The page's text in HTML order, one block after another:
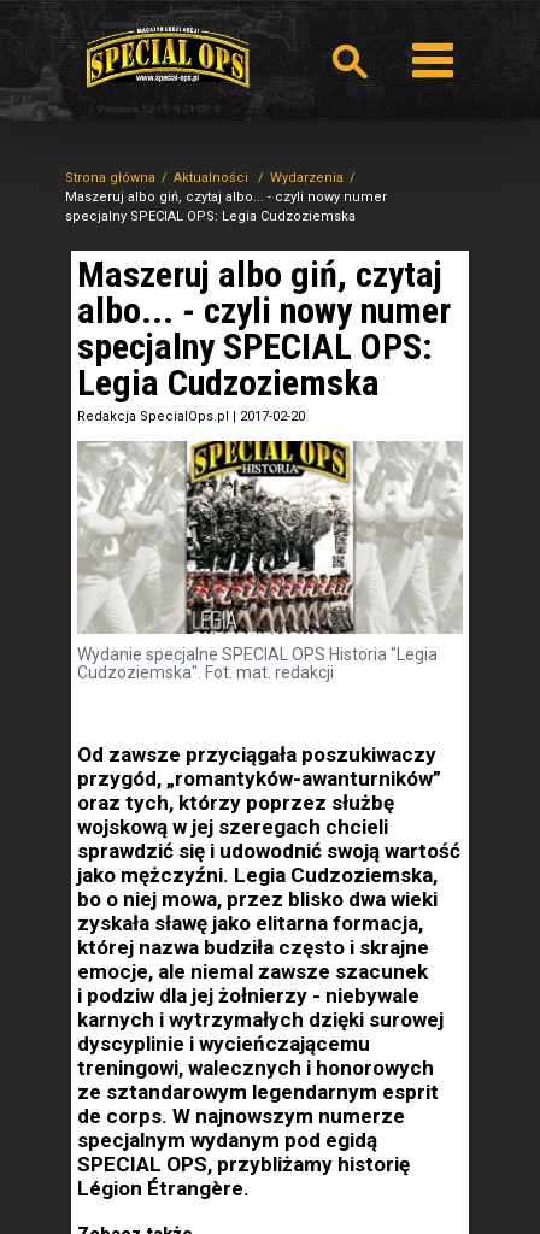
Strona główna Aktualności
Wydarzenia
Maszeruj albo giń, czytaj albo... - czyli nowy numer
specjalny SPECIAL OPS: Legia Cudzoziemska
Maszeruj albo giń, czytaj
albo... - czyli nowy numer
specjalny SPECIAL OPS:
Legia Cudzoziemska
Redakcja SpecialOps.pl | 2017-02-20
Wydanie specjalne SPECIAL OPS Historia "Legia
Cudzoziemska". Fot. mat. redakcji
Od zawsze przyciągała poszukiwaczy
przygód, „romantyków-awanturników”
oraz tych, którzy poprzez służbę
wojskową w jej szeregach chcieli
sprawdzić się i udowodnić swoją wartość
jako mężczyźni. Legia Cudzoziemska,
bo o niej mowa, przez blisko dwa wieki
zyskała sławę jako elitarna formacja,
której nazwa budziła często i skrajne
emocje, ale niemal zawsze szacunek
i podziw dla jej żołnierzy - niebywale
karnych i wytrzymałych dzięki surowej
dyscyplinie i wycieńczającemu
treningowi, walecznych i honorowych
ze sztandarowym legendarnym esprit
de corps. W najnowszym numerze
specjalnym wydanym pod egidą
SPECIAL OPS, przybliżamy historię
Légion Étrangère.